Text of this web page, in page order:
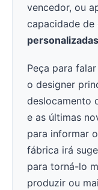
vencedor, ou
capacidade de
personalizadas
Peça para
o designer
deslocamento
e as últimas
para informar
fábrica irá
para torná-lo
produzir ou